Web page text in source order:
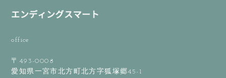
office
〒493-0008
愛知県一宮市北方町北方字狐塚郷45-1